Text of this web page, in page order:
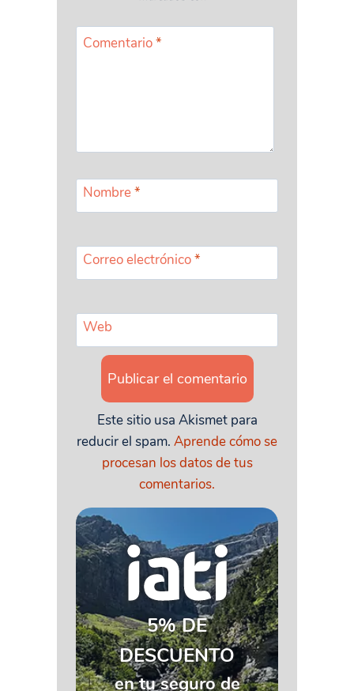
Comentario*
Nombre*
Correo electrónico*
Web
Este sitio usa Akismet para
reducir el spam. Aprende cómo se
procesan los datos de tus
comentarios.
5% DE
DESCUENTO
en tu seguro de